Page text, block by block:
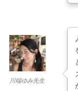
川端ゆみ先生